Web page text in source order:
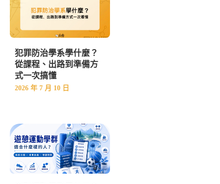
犯罪防治學系學什麼？
從課程、出路到準備方
式一次搞懂
2026 年 7 月 10 日